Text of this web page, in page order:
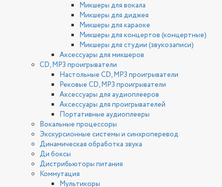
Микшеры для вокала
Микшеры для диджея
Микшеры для караоке
Микшеры для концертов (концертные)
Микшеры для студии (звукозаписи)
Аксессуары для микшеров
CD, MP3 проигрыватели
Настольные CD, MP3 проигрыватели
Рековые CD, MP3 проигрыватели
Аксессуары для аудиоплееров
Аксессуары для проигрывателей
Портативные аудиоплееры
Вокальные процессоры
Экскурсионные системы и синхроперевод
Динамическая обработка звука
Ди боксы
Дистрибьюторы питания
Коммутация
Мультикоры